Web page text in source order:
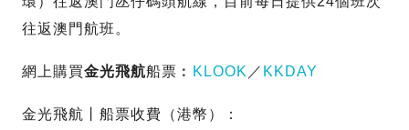
往返澳門航班。
網上購買金光飛航船票︰ KLOOK ／ KKDAY
金光飛航丨船票收費（港幣）：